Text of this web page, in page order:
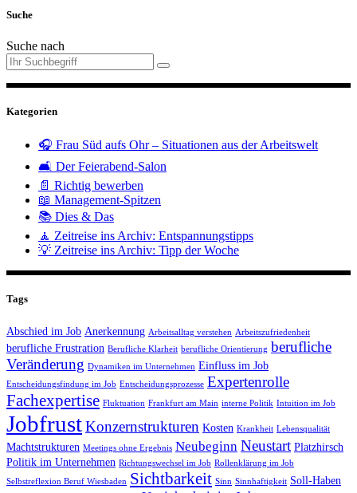
Suche
Suche nach
Kategorien
🎧 Frau Süd aufs Ohr – Situationen aus der Arbeitswelt
🛋️ Der Feierabend-Salon
📄 Richtig bewerben
📖 Management-Spitzen
📚 Dies & Das
🧘 Zeitreise ins Archiv: Entspannungstipps
💡 Zeitreise ins Archiv: Tipp der Woche
Tags
Abschied im Job Anerkennung Arbeitsalltag verstehen Arbeitszufriedenheit
berufliche Frustration Berufliche Klarheit berufliche Orientierung berufliche
Veränderung Dynamiken im Unternehmen Einfluss im Job
Entscheidungsfindung im Job Entscheidungsprozesse Expertenrolle
Fachexpertise Fluktuation Frankfurt am Main interne Politik Intuition im Job
JobfrustKonzernstrukturen Kosten Krankheit Lebensqualität
Machtstrukturen Meetings ohne Ergebnis Neubeginn Neustart Platzhirsch
Politik im Unternehmen Richtungswechsel im Job Rollenklärung im Job
Selbstreflexion Beruf Wiesbaden Sichtbarkeit Sinn Sinnhaftigkeit Soll-Haben